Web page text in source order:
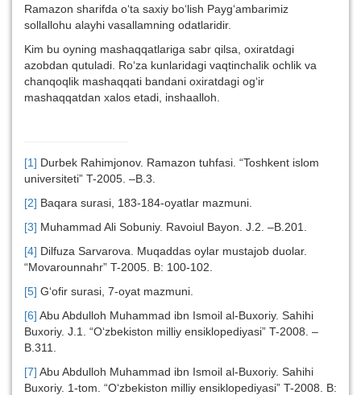
Ramazon sharifda o‘ta saxiy bo‘lish Payg‘ambarimiz
sollallohu alayhi vasallamning odatlaridir.
Kim bu oyning mashaqqatlariga sabr qilsa, oxiratdagi
azobdan qutuladi. Ro‘za kunlaridagi vaqtinchalik ochlik va
chanqoqlik mashaqqati bandani oxiratdagi og‘ir
mashaqqatdan xalos etadi, inshaalloh.
[1] Durbek Rahimjonov. Ramazon tuhfasi. “Toshkent islom
universiteti” T-2005. –B.3.
[2] Baqara surasi, 183-184-oyatlar mazmuni.
[3] Muhammad Ali Sobuniy. Ravoiul Bayon. J.2. –B.201.
[4] Dilfuza Sarvarova. Muqaddas oylar mustajob duolar.
“Movarounnahr” T-2005. B: 100-102.
[5] G‘ofir surasi, 7-oyat mazmuni.
[6] Abu Abdulloh Muhammad ibn Ismoil al-Buxoriy. Sahihi
Buxoriy. J.1. “O‘zbekiston milliy ensiklopediyasi” T-2008. –
B.311.
[7] Abu Abdulloh Muhammad ibn Ismoil al-Buxoriy. Sahihi
Buxoriy. 1-tom. “O‘zbekiston milliy ensiklopediyasi” T-2008. B: